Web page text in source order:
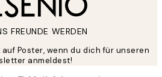
FREUNDE WERDEN
Poster, wenn du dich für unseren
anmeldest!